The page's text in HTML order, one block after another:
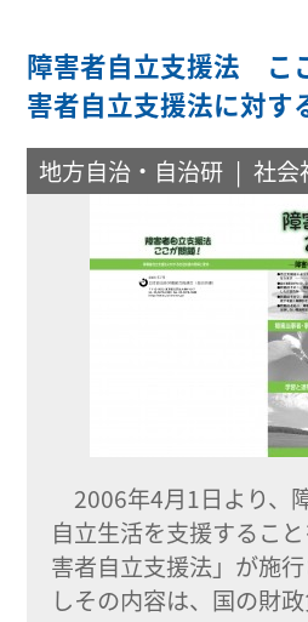
障害者自立支援法 こ
害者自立支援法に対
地方自治・自治研 社会
2006年4月1日より、
自立生活を支援するこ
害者自立支援法」が施
しその内容は、国の財